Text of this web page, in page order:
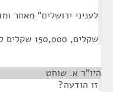
לעניני ירושלים" מאחר
שקלים, 150,000 שקלים לשכה -
היו"ר א. שוחט
זו הודעה?